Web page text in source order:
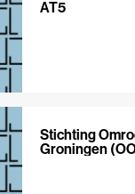
AT5
Stichting
Groningen